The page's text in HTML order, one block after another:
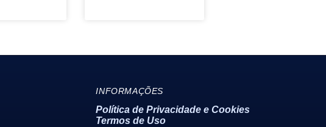
Politica de Privacidade e Cookies
Termos de Uso
INFORMAÇÕES
Política de Privacidade e Cookies
Termos de Uso